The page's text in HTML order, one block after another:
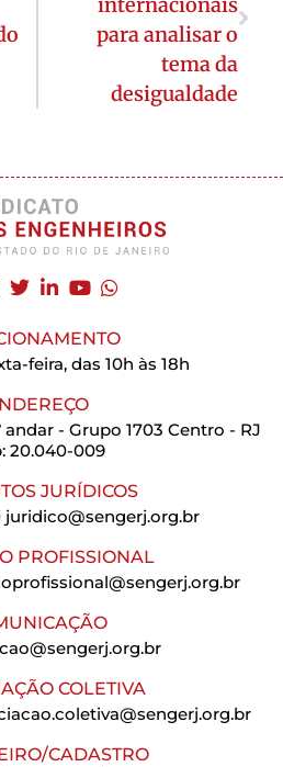
para analisar o
tema da
desigualdade
feira, das 10h às 18h
andar - Grupo 1703 Centro - RJ
20.040-009
JURÍDICOS
juridico@sengerj.org.br
PROFISSIONAL
COLETIVA
CADASTRO